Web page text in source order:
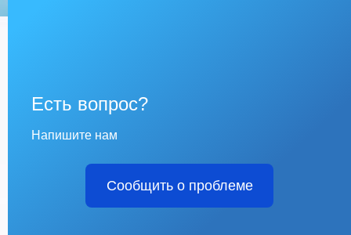
Есть вопрос?
Напишите нам
Сообщить о проблеме